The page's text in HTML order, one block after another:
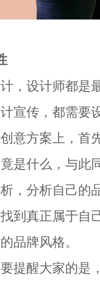
，设计师都是
宣传，都需要
意方案上，首
是什么，与此
，分析自己的
到真正属于自
品牌风格。
提醒大家的是